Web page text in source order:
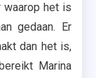
waarop het is
gedaan. Er
dan het is,
Marina